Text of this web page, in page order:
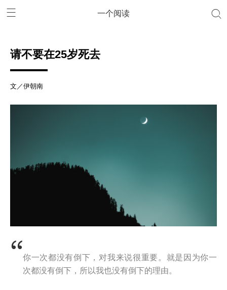
一个阅读
请不要在25岁死去
文／伊朝南
你一次都没有倒下，对我来说很重要。就是因为你一
次都没有倒下，所以我也没有倒下的理由。